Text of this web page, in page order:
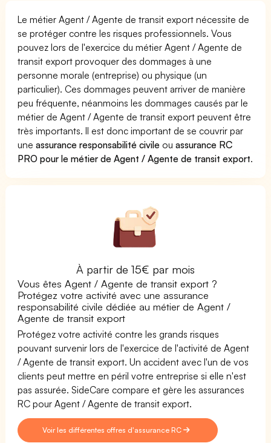
Le métier Agent / Agente de transit export nécessite de
se protéger contre les risques professionnels. Vous
pouvez lors de l'exercice du métier Agent / Agente de
transit export provoquer des dommages à une
personne morale (entreprise) ou physique (un
particulier). Ces dommages peuvent arriver de manière
peu fréquente, néanmoins les dommages causés par le
métier de Agent / Agente de transit export peuvent être
très importants. Il est donc important de se couvrir par
uneassurance responsabilité civile ouassurance RC
PRO pour le métier de Agent / Agente de transit export.
À partir de 15€ par mois
Vous êtes Agent / Agente de transit export ?
Protégez votre activité avec une assurance
responsabilité civile dédiée au métier de Agent /
Agente de transit export
Protégez votre activité contre les grands risques
pouvant survenir lors de l'exercice de l'activité de Agent
/ Agente de transit export. Un accident avec l'un de vos
clients peut mettre en péril votre entreprise si elle n'est
pas assurée. SideCare compare et gère les assurances
RC pour Agent / Agente de transit export.
Voir les différentes offres d'assurance RC